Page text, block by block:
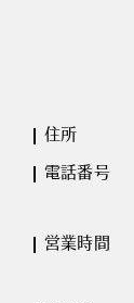
住所
電話番号
営業時間